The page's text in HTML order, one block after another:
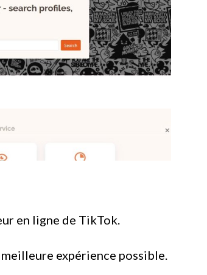
en ligne de TikTok.
meilleure expérience possible.